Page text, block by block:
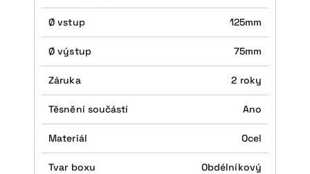
Ø vstup 125mm
Ø výstup 75mm
Záruka 2 roky
Těsnění součástí Ano
Materiál Ocel
Tvar boxu Obdélníkový